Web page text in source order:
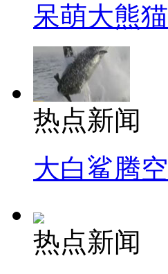
呆萌大熊
热点新闻
大白鲨腾
热点新闻